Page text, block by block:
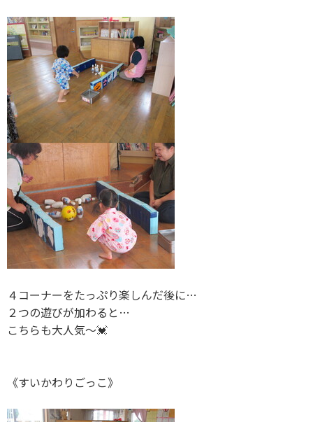
４コーナーをたっぷり楽しんだ後に…
２つの遊びが加わると…
こちらも大人気〜💓
《すいかわりごっこ》